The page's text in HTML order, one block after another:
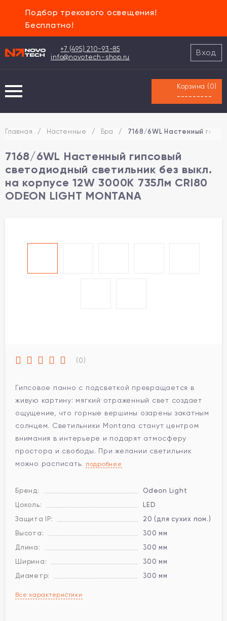
Подбор трекового освещения!
Бесплатно!
+7 (495) 210-93-85
info@novotech-shop.ru
Вход
Корзина ( 0)
---------
Главная / Настенные / Бра / 7168/6WL Настенный
7168/6WL Настенный гипсовый
светодиодный светильник без выкл.
на корпусе 12W 3000K 735Лм CRI80
ODEON LIGHT MONTANA
(0)
Гипсовое панно с подсветкой превращается в
живую картину: мягкий отраженный свет создает
ощущение, что горные вершины озарены закатным
солнцем. Светильники Montana станут центром
внимания в интерьере и подарят атмосферу
простора и свободы. При желании светильник
можно расписать. подробнее
Бренд:
Odeon Light
Цоколь:
LED
Защита IP:
20 (для сухих пом.)
Высота:
300 мм
Длина:
300 мм
Ширина:
300 мм
Диаметр:
300 мм
Все характеристики